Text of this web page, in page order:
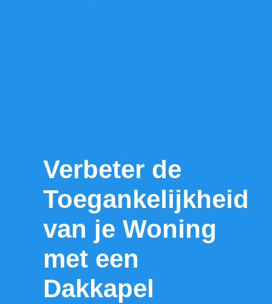
Verbeter de
Toegankelijkheid
van je Woning
met een
Dakkapel